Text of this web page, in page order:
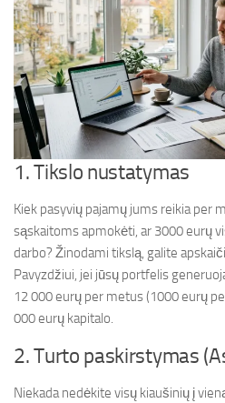
1. Tikslo nustatymas
Kiek pasyvių pajamų jums reikia per
sąskaitoms apmokėti, ar 3000 eurų
darbo? Žinodami tikslą, galite
Pavyzdžiui, jei jūsų portfelis
12 000 eurų per metus (1000 eurų
000 eurų kapitalo.
2. Turto paskirstymas
Niekada nedėkite visų kiaušinių į